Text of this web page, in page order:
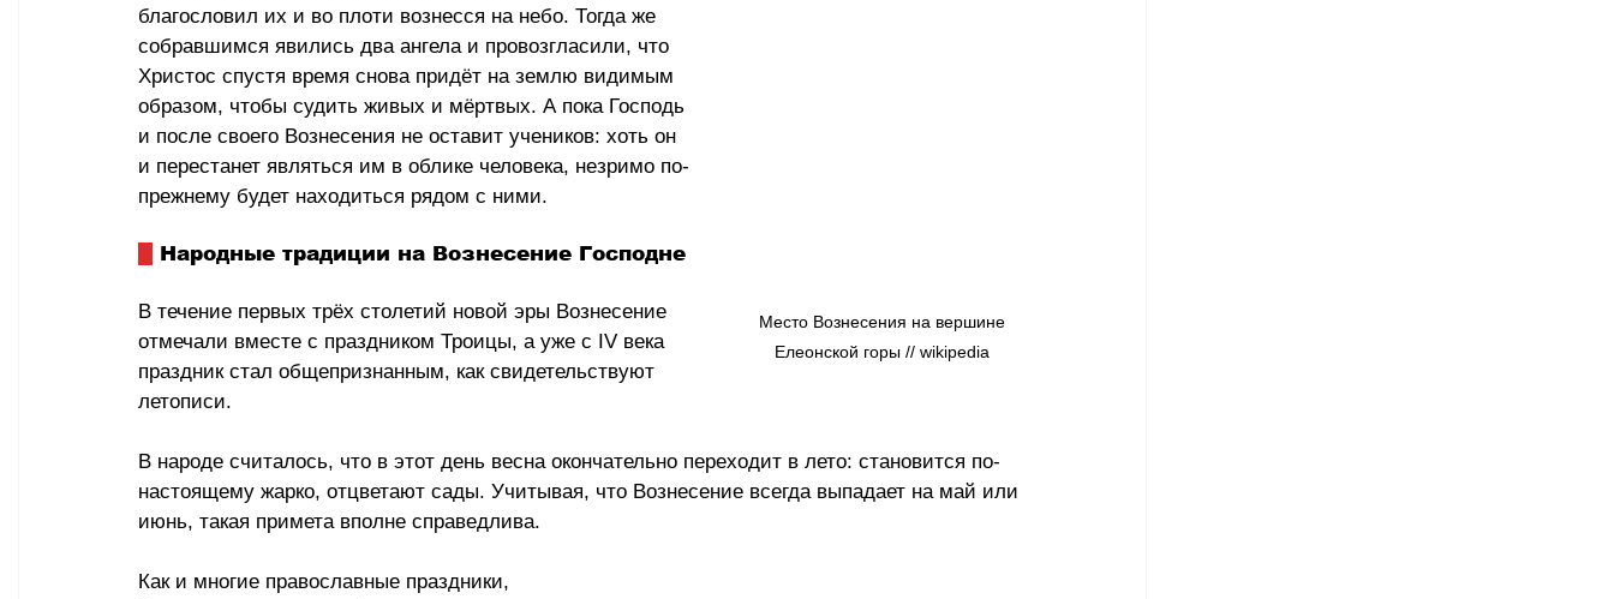
Место Вознесения на вершине
Елеонской горы // wikipedia
благословил их и во плоти вознесся на небо. Тогда же
собравшимся явились два ангела и провозгласили, что
Христос спустя время снова придёт на землю видимым
образом, чтобы судить живых и мёртвых. А пока Господь
и после своего Вознесения не оставит учеников: хоть он
и перестанет являться им в облике человека, незримо по-
прежнему будет находиться рядом с ними.
Народные традиции на Вознесение Господне
В течение первых трёх столетий новой эры Вознесение
отмечали вместе с праздником Троицы, а уже с IV века
праздник стал общепризнанным, как свидетельствуют
летописи.
В народе считалось, что в этот день весна окончательно переходит в лето: становится по-
настоящему жарко, отцветают сады. Учитывая, что Вознесение всегда выпадает на май или
июнь, такая примета вполне справедлива.
Как и многие православные праздники,